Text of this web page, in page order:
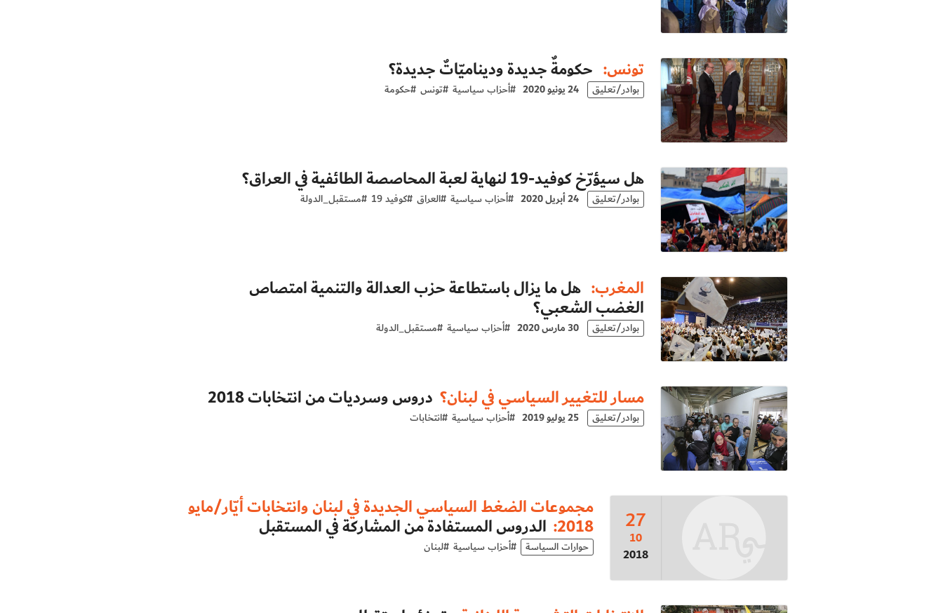
تونس: حكومةٌ جديدة وديناميّاتٌ جديدة؟
بوادر/تعليق 24 يونيو 2020 #أحزاب سياسية #تونس #حكومة
هل سيؤرّخ كوفيد-19 لنهاية لعبة المحاصصة الطائفية في العراق؟
بوادر/تعليق 24 أبريل 2020 #أحزاب سياسية #العراق #كوفيد 19 #مستقبل_الدولة
المغرب: هل ما يزال باستطاعة حزب العدالة والتنمية امتصاص
الغضب الشعبي؟
بوادر/تعليق 30 مارس 2020 #أحزاب سياسية #مستقبل_الدولة
مسار للتغيير السياسي في لبنان؟ دروس وسرديات من انتخابات 2018
بوادر/تعليق 25 يوليو 2019 #أحزاب سياسية #انتخابات
27
10
2018
مجموعات الضغط السياسي الجديدة في لبنان وانتخابات أيّار/مايو
2018: الدروس المستفادة من المشاركة في المستقبل
حوارات السياسة #أحزاب سياسية #لبنان